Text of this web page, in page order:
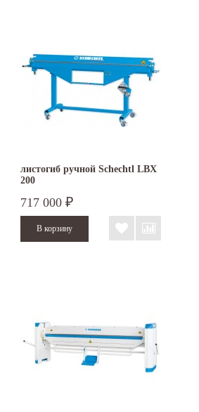
листогиб ручной Schechtl LBX
200
717 000 ₽